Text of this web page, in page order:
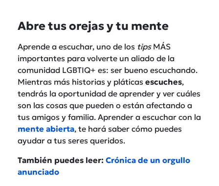
Abre tus orejas y tu mente
Aprende a escuchar, uno de los tipsMÁS
importantes para volverte un aliado de la
comunidad LGBTIQ+ es: ser bueno escuchando.
Mientras más historias y pláticas escuches,
tendrás la oportunidad de aprender y ver cuáles
son las cosas que pueden o están afectando a
tus amigos y familia. Aprender a escuchar con la
mente abierta, te hará saber cómo puedes
ayudar a tus seres queridos.
También puedes leer: Crónica de un orgullo
anunciado